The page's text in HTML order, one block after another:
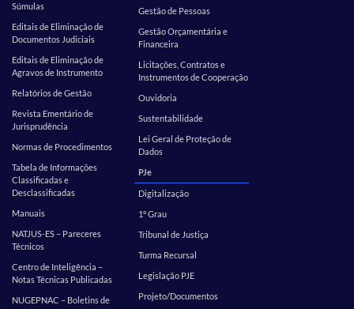
Súmulas
Editais de Eliminação de
Documentos Judiciais
Editais de Eliminação de
Agravos de Instrumento
Relatórios de Gestão
Revista Ementário de
Jurisprudência
Normas de Procedimentos
Tabela de Informações
Classificadas e
Desclassificadas
Manuais
NATJUS-ES – Pareceres
Técnicos
Centro de Inteligência –
Notas Técnicas Publicadas
NUGEPNAC – Boletins de
Gestão de Pessoas
Gestão Orçamentária e
Financeira
Licitações, Contratos e
Instrumentos de Cooperação
Ouvidoria
Sustentabilidade
Lei Geral de Proteção de
Dados
PJe
Digitalização
1º Grau
Tribunal de Justiça
Turma Recursal
Legislação PJE
Projeto/Documentos